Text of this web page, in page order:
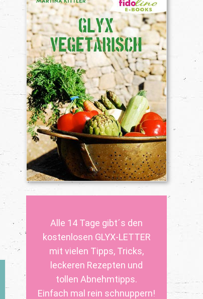
Alle 14 Tage gibt´s den
kostenlosen GLYX-LETTER
mit vielen Tipps, Tricks,
leckeren Rezepten und
tollen Abnehmtipps.
Einfach mal rein schnuppern!